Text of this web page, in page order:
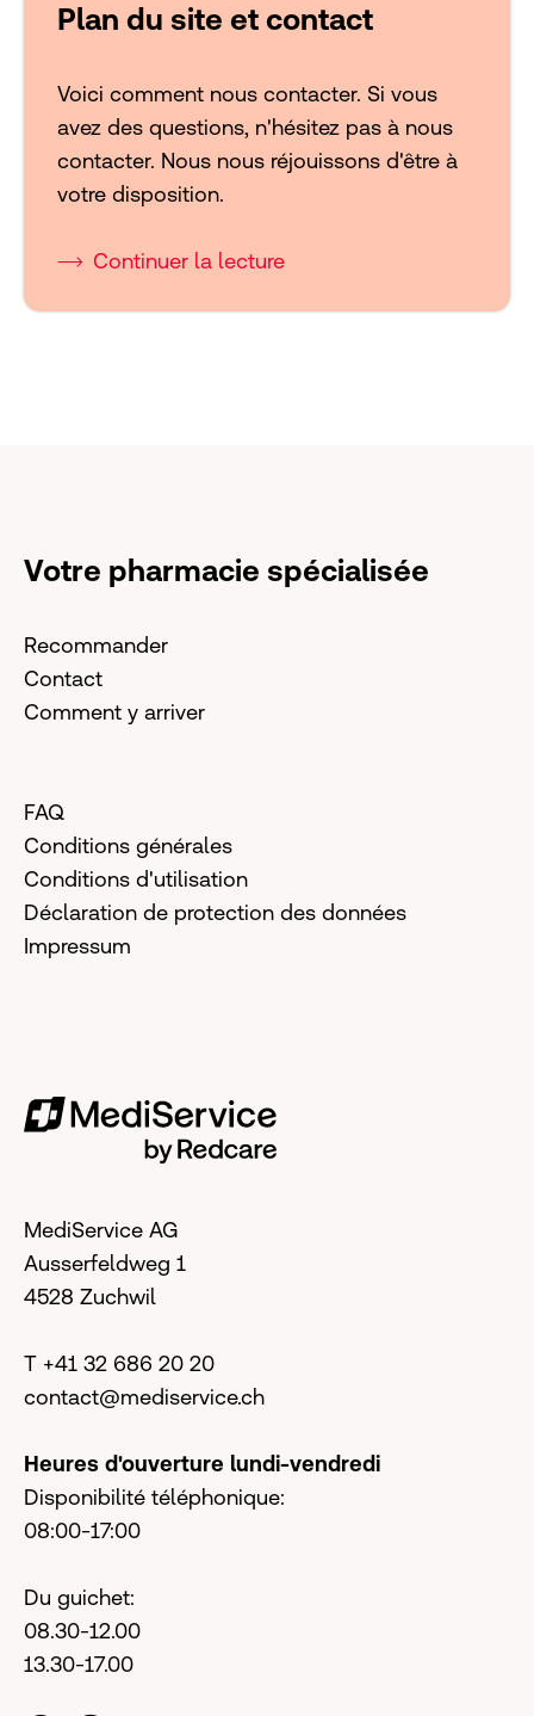
Plan du site et contact
Voici comment nous contacter. Si vous
avez des questions, n'hésitez pas à nous
contacter. Nous nous réjouissons d'être à
votre disposition.
Continuer la lecture
Votre pharmacie spécialisée
Recommander
Contact
Comment y arriver
FAQ
Conditions générales
Conditions d'utilisation
Déclaration de protection des données
Impressum
MediService AG
Ausserfeldweg 1
4528 Zuchwil
T +41 32 686 20 20
contact@mediservice.ch
Heures d'ouverture lundi-vendredi
Disponibilité téléphonique:
08:00-17:00
Du guichet:
08.30-12.00
13.30-17.00